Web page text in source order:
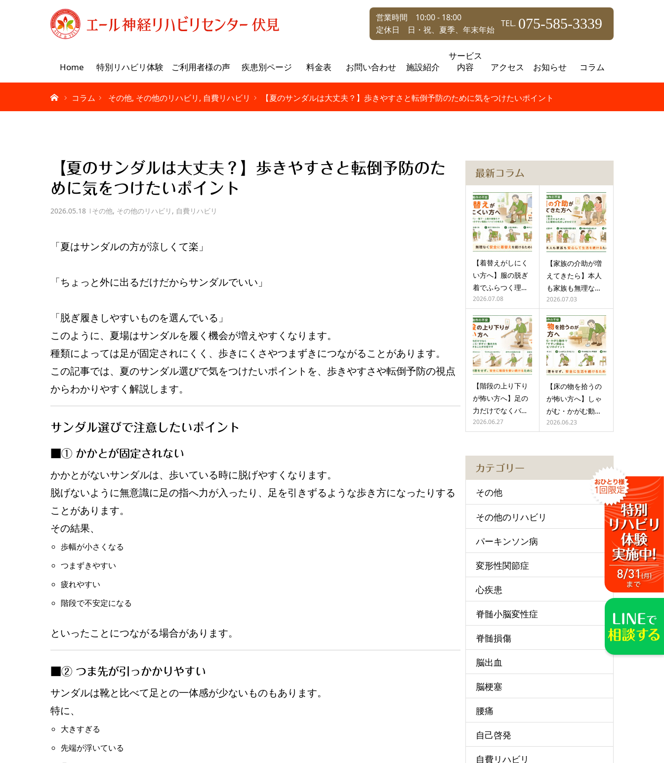
営業時間 10:00 - 18:00
定休日 日・祝、夏季、年末年始
TEL. 075-585-3339
Home 特別リハビリ体験 ご利用者様の声 疾患別ページ 料金表 お問い合わせ 施設紹介
サービス
内容
アクセス お知らせ コラム
コラム その他 その他のリハビリ 自費リハビリ 【夏のサンダルは大丈夫？】歩きやすさと転倒予防のために気をつけたいポイント
【夏のサンダルは大丈夫？】歩きやすさと転倒予防のた
めに気をつけたいポイント
2026.05.18 その他, その他のリハビリ , 自費リハビリ
「夏はサンダルの方が涼しくて楽」
「ちょっと外に出るだけだからサンダルでいい」
「脱ぎ履きしやすいものを選んでいる」
このように、夏場はサンダルを履く機会が増えやすくなります。
種類によっては足が固定されにくく、歩きにくさやつまずきにつながることがあります。
この記事では、夏のサンダル選びで気をつけたいポイントを、歩きやすさや転倒予防の視点
からわかりやすく解説します。
サンダル選びで注意したいポイント
■① かかとが固定されない
かかとがないサンダルは、歩いている時に脱げやすくなります。
脱げないように無意識に足の指へ力が入ったり、足を引きずるような歩き方になったりする
ことがあります。
その結果、
歩幅が小さくなる
つまずきやすい
疲れやすい
階段で不安定になる
といったことにつながる場合があります。
■② つま先が引っかかりやすい
サンダルは靴と比べて足との一体感が少ないものもあります。
特に、
大きすぎる
先端が浮いている
最新コラム
【着替えがしにく
い方へ】服の脱ぎ
着でふらつく理…
2026.07.08
【家族の介助が増
えてきたら】本人
も家族も無理な…
2026.07.03
【階段の上り下り
が怖い方へ】足の
力だけでなくバ…
2026.06.27
【床の物を拾うの
が怖い方へ】しゃ
がむ・かがむ動…
2026.06.23
カテゴリー
その他
その他のリハビリ
パーキンソン病
変形性関節症
心疾患
脊髄小脳変性症
脊髄損傷
脳出血
脳梗塞
腰痛
自己啓発
自費リハビリ